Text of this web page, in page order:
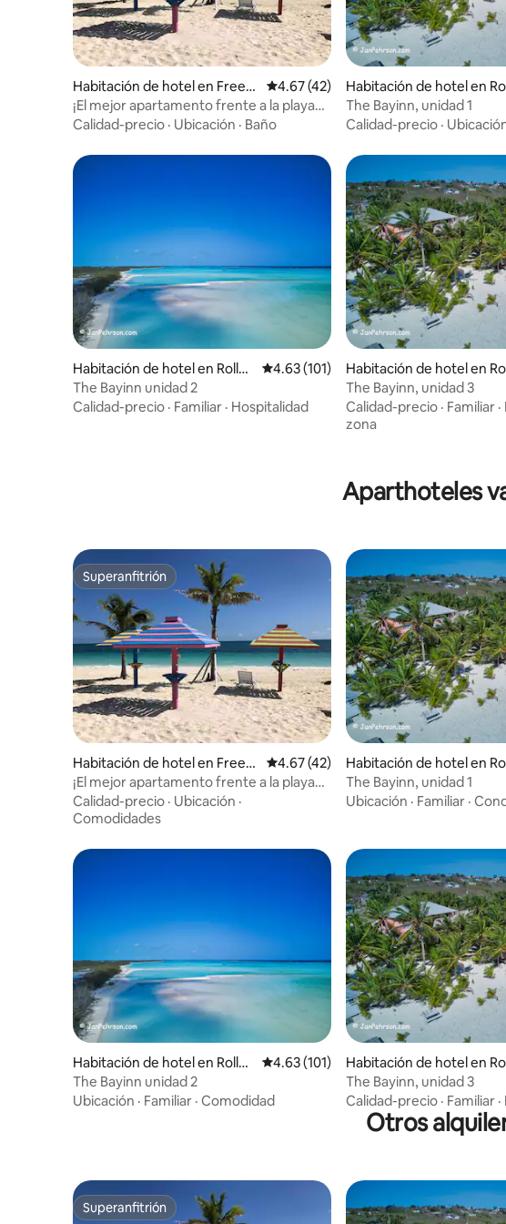
Habitación de hotel en Freep
ort
Calificación promedio: 4.67 de 5, 42
4.67 (42)
¡El mejor apartamento frente a la playa
en Lucaya! #1503 @ Coral Bch
Calidad-precio · Ubicación · Baño
Habitación de hotel en
ille
The Bayinn, unidad 1
Calidad-precio ·
Habitación de hotel en Rollev
ille
Calificación promedio: 4.63 de 5, 101
4.63 (101)
The Bayinn unidad 2
Calidad-precio · Familiar · Hospitalidad
Habitación de hotel en
e
The Bayinn, unidad 3
Calidad-precio · Familiar ·
zona
Aparthoteles
Superanfitrión
Superanfitrión
Habitación de hotel en Freep
ort
Calificación promedio: 4.67 de 5, 42
4.67 (42)
¡El mejor apartamento frente a la playa
en Lucaya! #1503 @ Coral Bch
Calidad-precio · Ubicación ·
Comodidades
Habitación de hotel en
ille
The Bayinn, unidad 1
Ubicación · Familiar ·
Habitación de hotel en Rollev
ille
Calificación promedio: 4.63 de 5, 101
4.63 (101)
The Bayinn unidad 2
Ubicación · Familiar · Comodidad
Habitación de hotel en
e
The Bayinn, unidad 3
Calidad-precio · Familiar ·
Otros
Superanfitrión
Superanfitrión